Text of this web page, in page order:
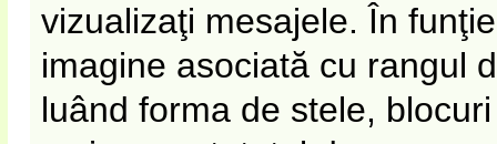
vizualizaţi mesajele. În
imagine asociată cu rangul
luând forma de stele,